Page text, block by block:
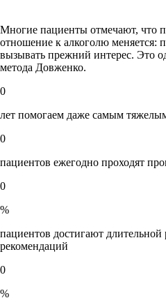
Многие пациенты отмечают, что
отношение к алкоголю меняется:
вызывать прежний интерес. Это
метода Довженко.
0
лет помогаем даже самым
0
пациентов ежегодно проходят
0
%
пациентов достигают
рекомендаций
0
%